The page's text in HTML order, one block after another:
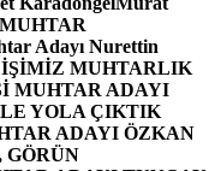
Adayı Nurettin
İŞİMİZ MUHTARLIK
MUHTAR ADAYI
YOLA ÇIKTIK
ADAYI ÖZKAN